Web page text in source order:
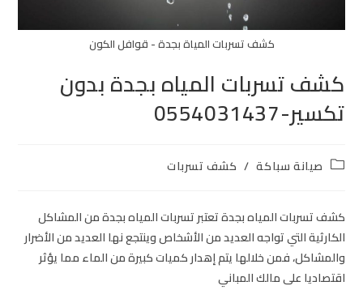
كشف تسربات المياة بجدة - قوافل الكون
كشف تسربات المياه بجدة بدون
تكسير-0554031437
صيانة سباكة / كشف تسربات
كشف تسربات المياه بجدة تعتبر تسربات المياه بجدة من المشاكل
الكارثية التي تواجه العديد من الأشخاص وينتجع نها العديد من الأضرار
والمشاكل، فمن خلالها يتم إهدار كميات كبيرة من الماء مما يؤثر
اقتصاديا على مالك المباني